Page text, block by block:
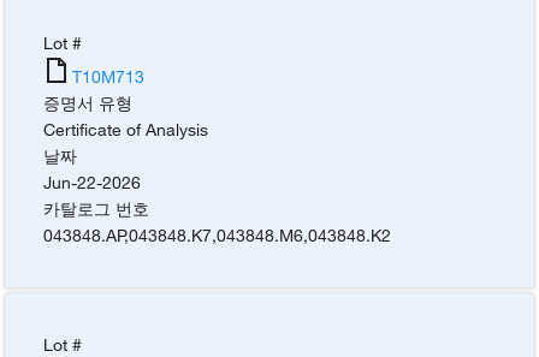
Lot #
T10M713
증명서 유형
Certificate of Analysis
날짜
Jun-22-2026
카탈로그 번호
043848.AP,043848.K7,043848.M6,043848.K2
Lot #